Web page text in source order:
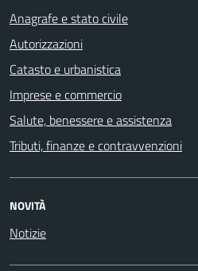
Anagrafe e stato civile
Autorizzazioni
Catasto e urbanistica
Imprese e commercio
Salute, benessere e assistenza
Tributi, finanze e contravvenzioni
NOVITÀ
Notizie